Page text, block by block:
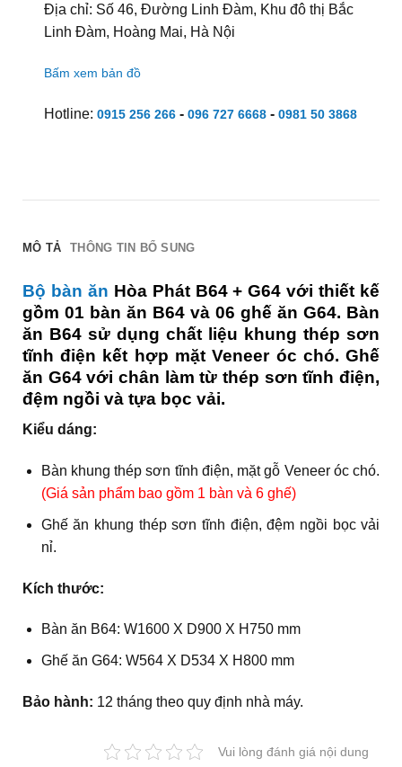
Địa chỉ: Số 46, Đường Linh Đàm, Khu đô thị Bắc
Linh Đàm, Hoàng Mai, Hà Nội
Bấm xem bản đồ
Hotline: 0915 256 266- 096 727 6668- 0981 50 3868
MÔ TẢ THÔNG TIN BỔ SUNG
Bộ bàn ăn Hòa Phát B64 + G64 với thiết kế
gồm 01 bàn ăn B64 và 06 ghế ăn G64. Bàn
ăn B64 sử dụng chất liệu khung thép sơn
tĩnh điện kết hợp mặt Veneer óc chó. Ghế
ăn G64 với chân làm từ thép sơn tĩnh điện,
đệm ngồi và tựa bọc vải.
Kiểu dáng:
Bàn khung thép sơn tĩnh điện, mặt gỗ Veneer óc chó.
(Giá sản phẩm bao gồm 1 bàn và 6 ghế)
Ghế ăn khung thép sơn tĩnh điện, đệm ngồi bọc vải
nỉ.
Kích thước:
Bàn ăn B64: W1600 X D900 X H750 mm
Ghế ăn G64: W564 X D534 X H800 mm
Bảo hành: 12 tháng theo quy định nhà máy.
Vui lòng đánh giá nội dung